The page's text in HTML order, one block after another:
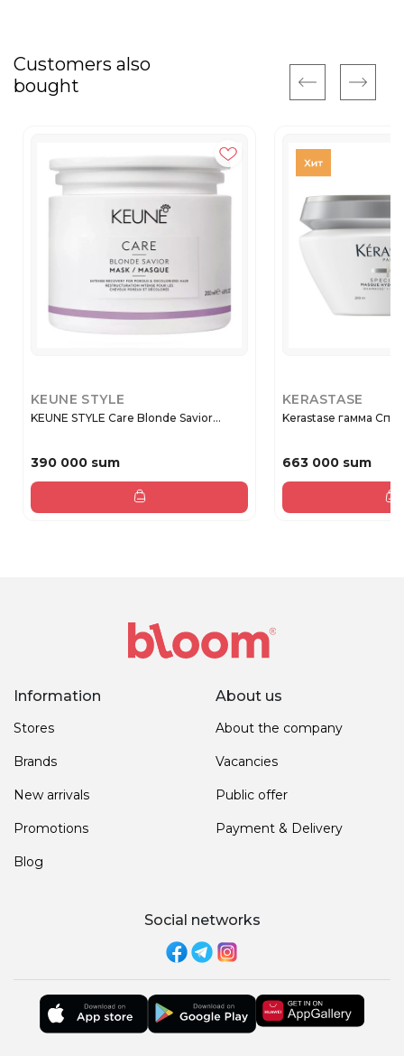
Customers also
bought
KEUNE STYLE
KEUNE STYLE Care Blonde Savior...
390 000 sum
KERASTASE
Kerastase гамма
663 000 sum
Information
Stores
Brands
New arrivals
Promotions
Blog
About us
About the company
Vacancies
Public offer
Payment & Delivery
Social networks